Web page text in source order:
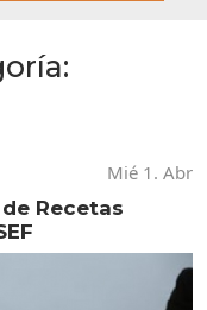
Mié 1. Abr
Recetas